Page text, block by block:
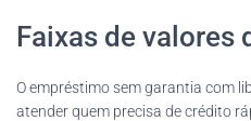
Faixas de valores
O empréstimo sem garantia com
atender quem precisa de crédito